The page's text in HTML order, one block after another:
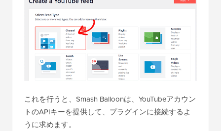
これを行うと、Smash Balloonは、YouTubeアカウン
トのAPIキーを提供して、プラグインに接続するよ
うに求めます。